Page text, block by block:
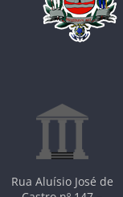
Rua Aluísio José de